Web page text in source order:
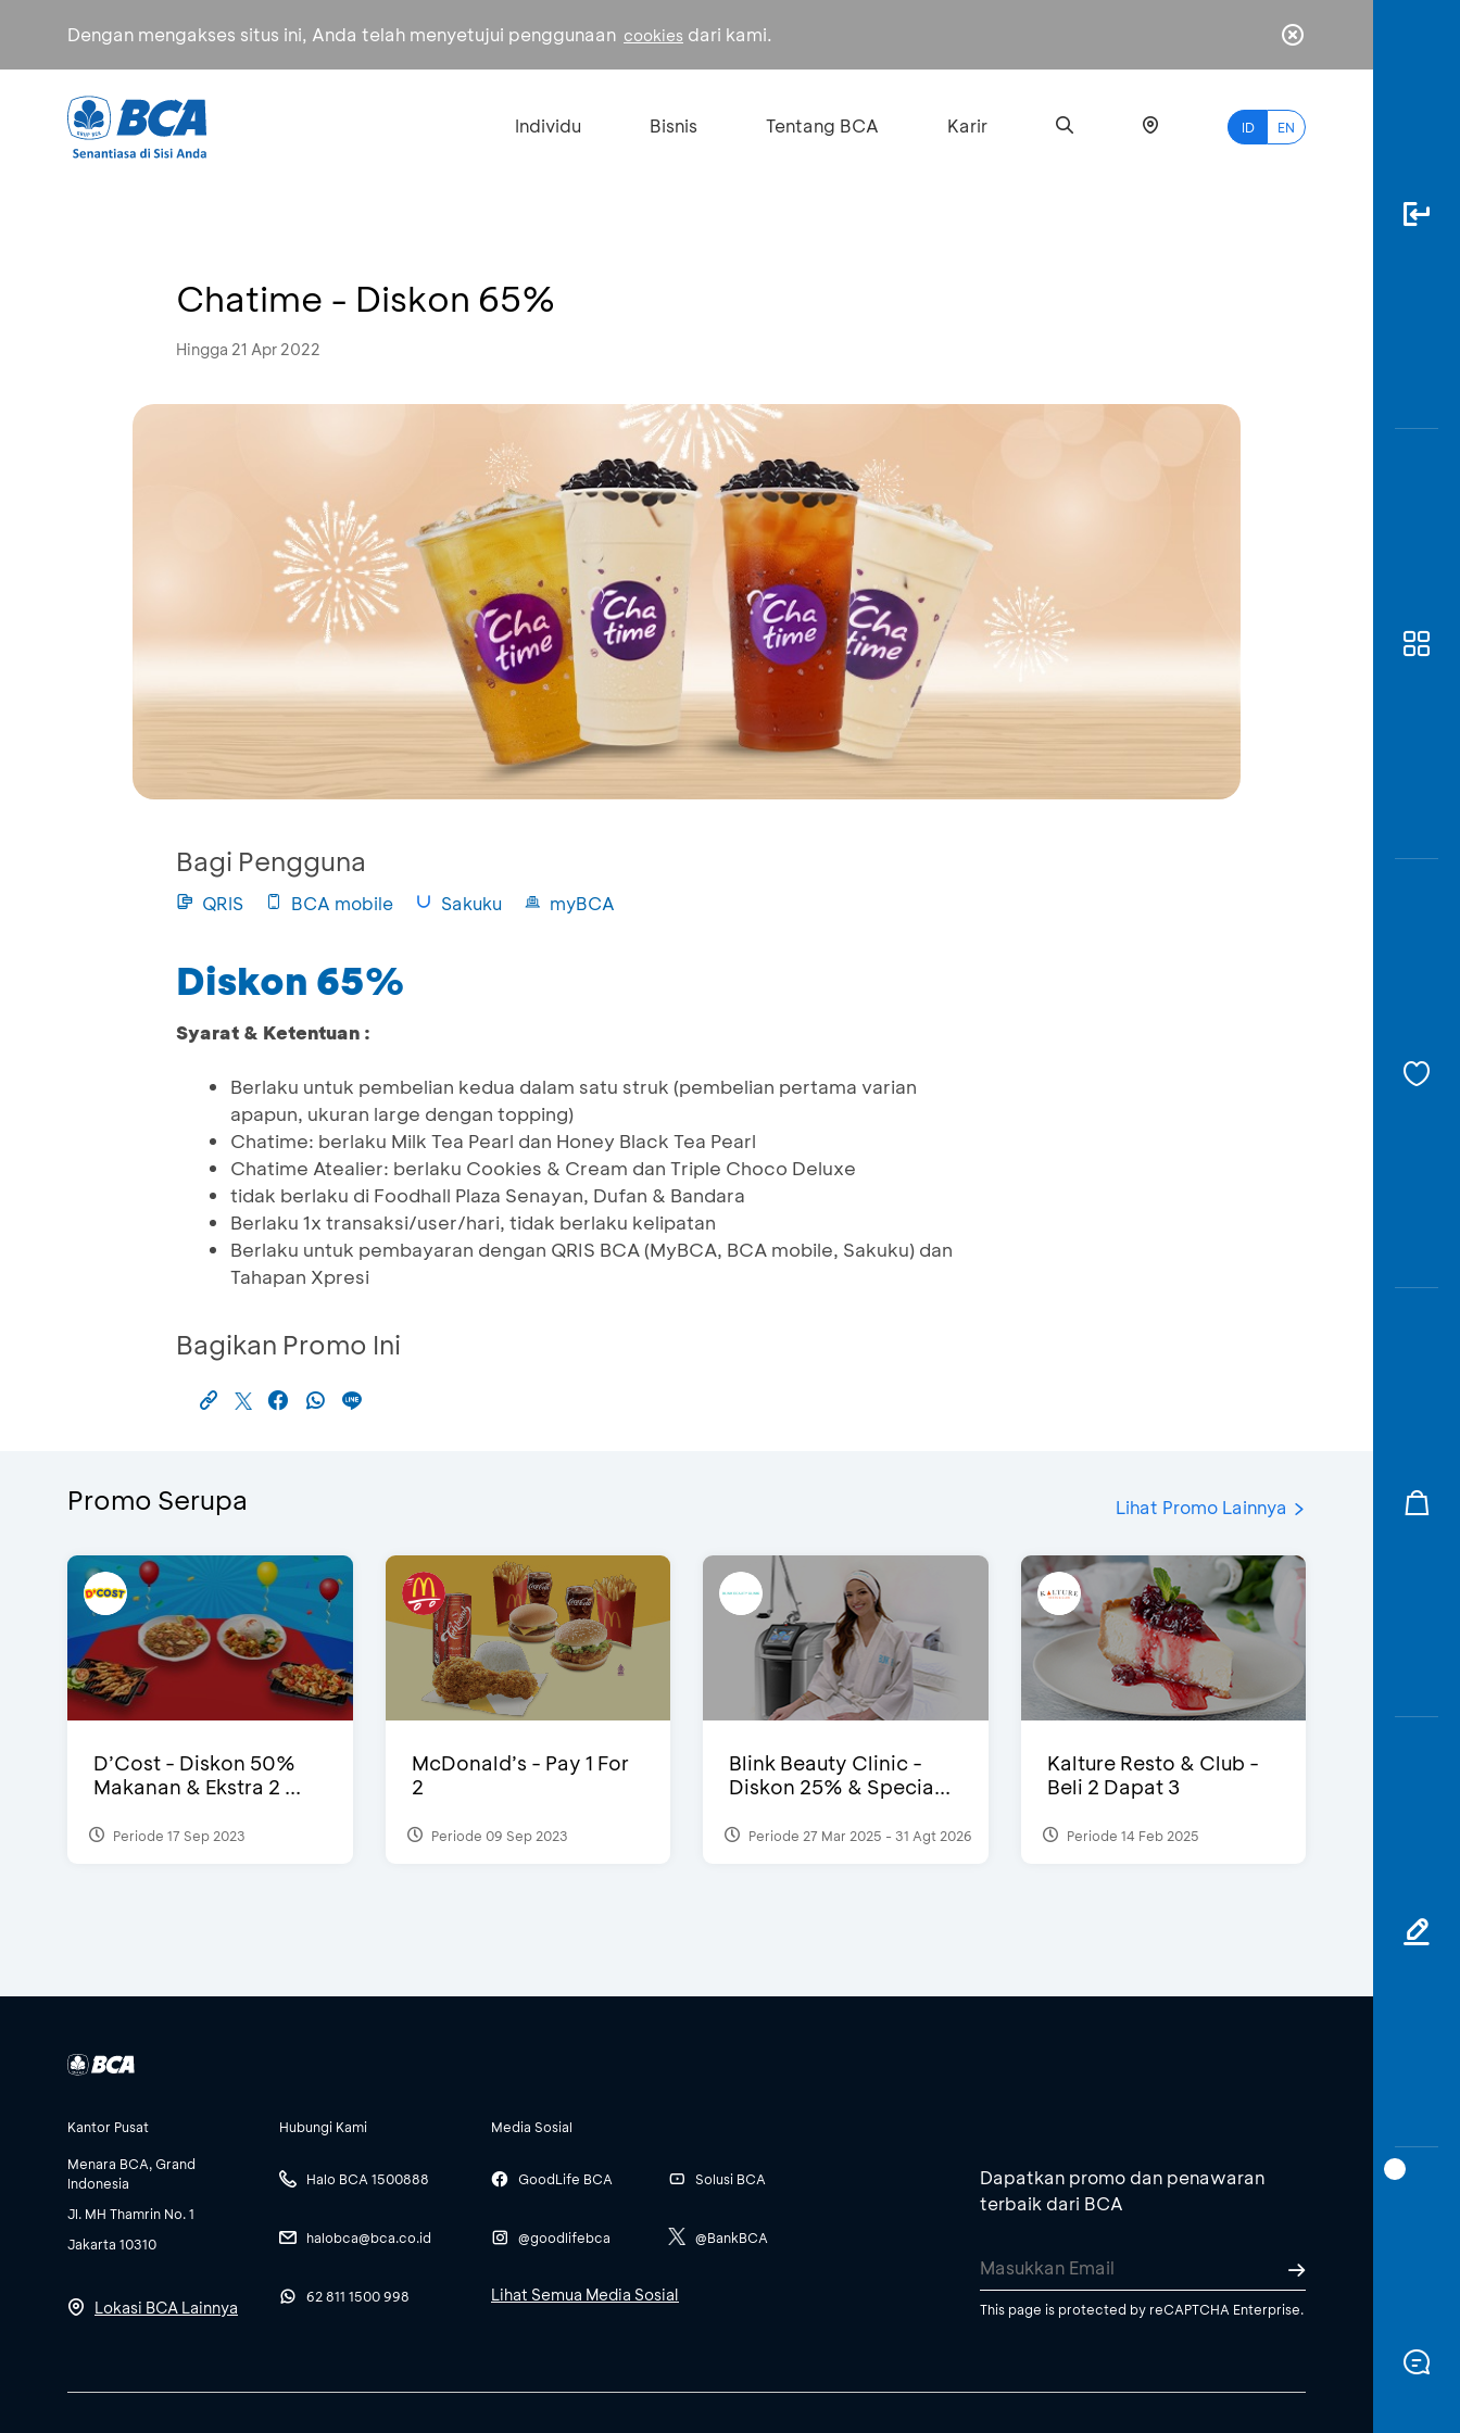
Dengan mengakses situs ini, Anda telah menyetujui penggunaan cookies dari kami.
Individu Bisnis Tentang BCA Karir ID EN
Chatime - Diskon 65%
Hingga 21 Apr 2022
Bagi Pengguna
QRIS BCA mobile Sakuku myBCA
Diskon 65%
Syarat & Ketentuan :
Berlaku untuk pembelian kedua dalam satu struk (pembelian pertama varian
apapun, ukuran large dengan topping)
Chatime: berlaku Milk Tea Pearl dan Honey Black Tea Pearl
Chatime Atealier: berlaku Cookies & Cream dan Triple Choco Deluxe
tidak berlaku di Foodhall Plaza Senayan, Dufan & Bandara
Berlaku 1x transaksi/user/hari, tidak berlaku kelipatan
Berlaku untuk pembayaran dengan QRIS BCA (MyBCA, BCA mobile, Sakuku) dan
Tahapan Xpresi
Bagikan Promo Ini
Promo Serupa Lihat Promo Lainnya
D’Cost - Diskon 50%
Makanan & Ekstra 2 ...
Periode 17 Sep 2023
McDonald’s - Pay 1 For
2
Periode 09 Sep 2023
Blink Beauty Clinic -
Diskon 25% & Specia...
Periode 27 Mar 2025 - 31 Agt 2026
Kalture Resto & Club -
Beli 2 Dapat 3
Periode 14 Feb 2025
Kantor Pusat
Menara BCA, Grand
Indonesia
Jl. MH Thamrin No. 1
Jakarta 10310
Lokasi BCA Lainnya
Hubungi Kami
Halo BCA 1500888
halobca@bca.co.id
62 811 1500 998
Media Sosial
GoodLife BCA
@goodlifebca
Solusi BCA
@BankBCA
Lihat Semua Media Sosial
Dapatkan promo dan penawaran
terbaik dari BCA
This page is protected by reCAPTCHA Enterprise.